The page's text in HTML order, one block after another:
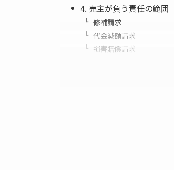
4. 売主が負う責任の範囲
修補請求
代金減額請求
損害賠償請求